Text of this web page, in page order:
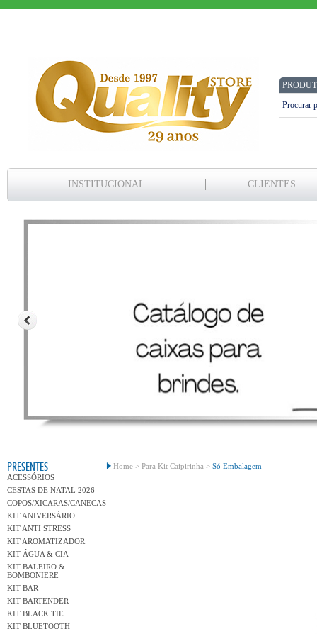
INSTITUCIONAL CLIENTES
PRESENTES
ACESSÓRIOS
CESTAS DE NATAL 2026
COPOS/XICARAS/CANECAS
KIT ANIVERSÁRIO
KIT ANTI STRESS
KIT AROMATIZADOR
KIT ÁGUA & CIA
KIT BALEIRO &
BOMBONIERE
KIT BAR
KIT BARTENDER
KIT BLACK TIE
KIT BLUETOOTH
Home > Para Kit Caipirinha > Só Embalagem